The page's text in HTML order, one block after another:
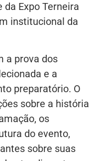
Expo Terneira
institucional da
a prova dos
e a
preparatório. O
sobre a história
os
do evento,
sobre suas